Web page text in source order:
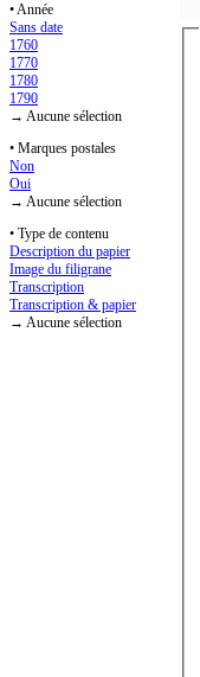
• Année
Sans date
1760
1770
1780
1790
→ Aucune sélection
• Marques postales
Non
Oui
→ Aucune sélection
• Type de contenu
Description du papier
Image du filigrane
Transcription
Transcription & papier
→ Aucune sélection